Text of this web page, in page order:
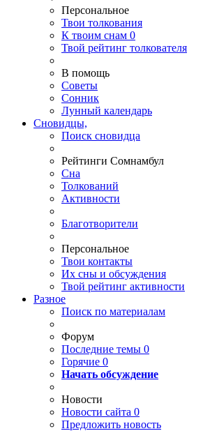
Персональное
Твои толкования
К твоим снам 0
Твой рейтинг толкователя
В помощь
Советы
Сонник
Лунный календарь
Сновидцы,
Поиск сновидца
Рейтинги Сомнамбул
Сна
Толкований
Активности
Благотворители
Персональное
Твои контакты
Их сны и обсуждения
Твой рейтинг активности
Разное
Поиск по материалам
Форум
Последние темы 0
Горячие 0
Начать обсуждение
Новости
Новости сайта 0
Предложить новость